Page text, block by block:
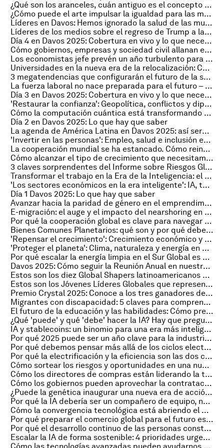
¿Qué son los aranceles, cuán antiguo es el concepto y para qué sirven hoy en día?
¿Cómo puede el arte impulsar la igualdad para las mujeres? La opinión de dos precursoras
Líderes en Davos: Hemos ignorado la salud de las mujeres demasiado tiempo
Líderes de los medios sobre el regreso de Trump a la Casa Blanca
Día 4 en Davos 2025: Cobertura en vivo y lo que necesitas saber
Cómo gobiernos, empresas y sociedad civil allanan el camino hacia la COP30 en América Latina
Los economistas jefe prevén un año turbulento para la economía global
Universidades en la nueva era de la relocalización: Cómo impulsar la innovación en el Sur Global
3 megatendencias que configurarán el futuro de la salud
La fuerza laboral no nace preparada para el futuro – hay que invertir en las personas
Día 3 en Davos 2025: Cobertura en vivo y lo que necesitas saber
'Restaurar la confianza': Geopolítica, conflictos y diplomacia en Davos 2025
Cómo la computación cuántica está transformando el desarrollo de medicamentos
Día 2 en Davos 2025: Lo que hay que saber
La agenda de América Latina en Davos 2025: así será la participación de la región
'Invertir en las personas': Empleo, salud e inclusión en Davos 2025
La cooperación mundial se ha estancado. Cómo reinventarla para una nueva era
Cómo alcanzar el tipo de crecimiento que necesitamos
3 claves sorprendentes del Informe sobre Riesgos Globales 2025
Transformar el trabajo en la Era de la Inteligencia: el camino hacia una fuerza laboral preparada para el futuro
'Los sectores económicos en la era inteligente': IA, tecnología y la "Era Inteligente" en Davos 2025
Día 1 Davos 2025: Lo que hay que saber
Avanzar hacia la paridad de género en el emprendimiento: Estrategias para un futuro más equitativo
E-migración: el auge y el impacto del nearshoring en el talento global
Por qué la cooperación global es clave para navegar por aguas económicas turbulentas
Bienes Comunes Planetarios: qué son y por qué deberían importarle a las empresas
'Repensar el crecimiento': Crecimiento económico y finanzas en Davos 2025
'Proteger el planeta': Clima, naturaleza y energía en Davos 2025
Por qué escalar la energía limpia en el Sur Global es un acto de equilibrio en tres frentes
Davos 2025: Cómo seguir la Reunión Anual en nuestros canales digitales
Estos son los diez Global Shapers latinoamericanos que participarán en Davos 2025
Estos son los Jóvenes Líderes Globales que representarán a América Latina en Davos 2025
Premio Crystal 2025: Conoce a los tres ganadores de este año
Migrantes con discapacidad: 5 claves para comprender un problema ‘invisible’
El futuro de la educación y las habilidades: Cómo preparar a los alumnos para los retos del mañana
¿Qué 'puede' y qué 'debe' hacer la IA? Hay que preguntar a los clientes
IA y stablecoins: un binomio para una era más inteligente para las finanzas digitales
Por qué 2025 puede ser un año clave para la industria farmacéutica
Por qué debemos pensar más allá de los ciclos electorales para crear sistemas de salud sostenibles
Por qué la electrificación y la eficiencia son las dos claves para alcanzar las emisiones netas cero
Cómo sortear los riesgos y oportunidades en una nueva era de políticas industriales
Cómo los directores de compras están liderando la transición hacia la sostenibilidad
Cómo los gobiernos pueden aprovechar la contratación pública para un futuro más verde
¿Puede la genética inaugurar una nueva era de acción empresarial por la naturaleza?
Por qué la IA debería ser un compañero de equipo, no una herramienta, para construir un futuro mejor
Cómo la convergencia tecnológica está abriendo el paso a la quinta revolución industrial
Por qué preparar el comercio global para el futuro es clave para un crecimiento sostenido
Por qué el desarrollo continuo de las personas construye una fuerza laboral resiliente
Escalar la IA de forma sostenible: 4 prioridades urgentes